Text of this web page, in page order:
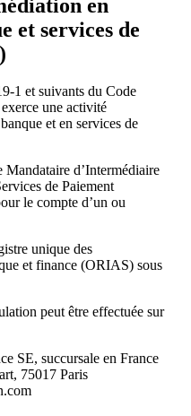
en
et services de
1 et suivants du Code
une activité
et en services de
d’Intermédiaire
de Paiement
le compte d’un ou
unique des
et finance (ORIAS) sous
peut être effectuée sur
SE, succursale en France
75017 Paris